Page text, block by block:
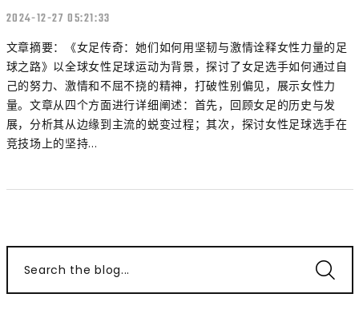
2024-12-27 05:21:33
文章摘要：《女足传奇：她们如何用坚韧与激情诠释女性力量的足
球之路》以全球女性足球运动为背景，探讨了女足选手如何通过自
己的努力、激情和不屈不挠的精神，打破性别偏见，展示女性力
量。文章从四个方面进行详细阐述：首先，回顾女足的历史与发
展，分析其从边缘到主流的蜕变过程；其次，探讨女性足球选手在
竞技场上的坚持...
Search the blog...